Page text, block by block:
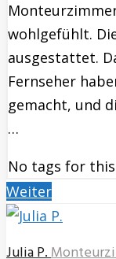
wohlgefühlt.
ausgestattet.
Fernseher
gemacht, und
…
No tags for
Weiter
Julia P.